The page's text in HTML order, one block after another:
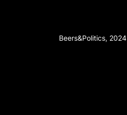
Beers&Politics, 2024